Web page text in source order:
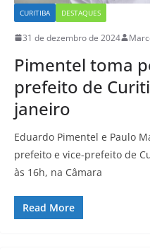
CURITIBA DESTAQUES
31 de dezembro de 2024
Pimentel toma
prefeito de
janeiro
Eduardo Pimentel e Paulo
prefeito e vice-prefeito de
às 16h, na Câmara
Read More